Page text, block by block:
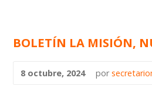
BOLETÍN LA MISIÓN,
8 octubre, 2024 por